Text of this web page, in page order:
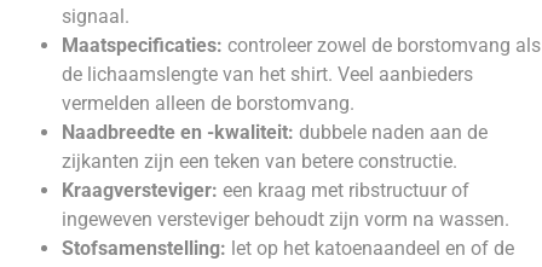
signaal.
Maatspecificaties: controleer zowel de borstomvang als
de lichaamslengte van het shirt. Veel aanbieders
vermelden alleen de borstomvang.
Naadbreedte en -kwaliteit: dubbele naden aan de
zijkanten zijn een teken van betere constructie.
Kraagversteviger: een kraag met ribstructuur of
ingeweven versteviger behoudt zijn vorm na wassen.
Stofsamenstelling: let op het katoenaandeel en of de